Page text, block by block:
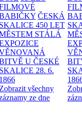
ČESKÁ
SKALICE 450 LET
STÁLÁ
U ČESKÉ
SKALICE 28. 6.
1866
Zobrazit všechny
ze dne